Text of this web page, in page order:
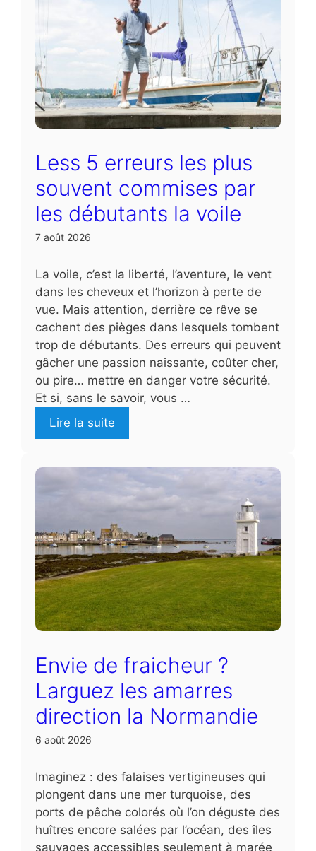
Less 5 erreurs les plus
souvent commises par
les débutants la voile
7 août 2026
La voile, c’est la liberté, l’aventure, le vent
dans les cheveux et l’horizon à perte de
vue. Mais attention, derrière ce rêve se
cachent des pièges dans lesquels tombent
trop de débutants. Des erreurs qui peuvent
gâcher une passion naissante, coûter cher,
ou pire… mettre en danger votre sécurité.
Et si, sans le savoir, vous …
Lire la suite
Envie de fraicheur ?
Larguez les amarres
direction la Normandie
6 août 2026
Imaginez : des falaises vertigineuses qui
plongent dans une mer turquoise, des
ports de pêche colorés où l’on déguste des
huîtres encore salées par l’océan, des îles
sauvages accessibles seulement à marée